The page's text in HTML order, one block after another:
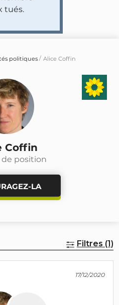
tués.
politiques Alice Coffin
Coffin
de position
LA
Filtres (1)
17/12/2020